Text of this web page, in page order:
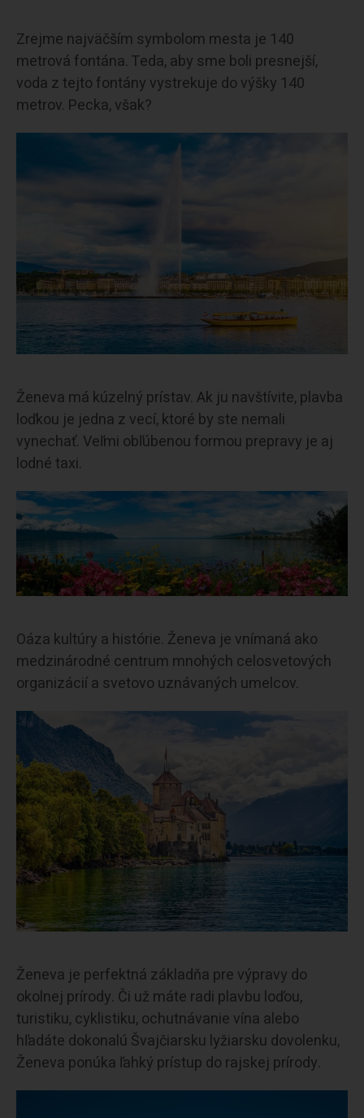
Zrejme najväčším symbolom mesta je 140
metrová fontána. Teda, aby sme boli presnejší,
voda z tejto fontány vystrekuje do výšky 140
metrov. Pecka, však?
Ženeva má kúzelný prístav. Ak ju navštívite, plavba
loďkou je jedna z vecí, ktoré by ste nemali
vynechať. Veľmi obľúbenou formou prepravy je aj
lodné taxi.
Oáza kultúry a histórie. Ženeva je vnímaná ako
medzinárodné centrum mnohých celosvetových
organizácií a svetovo uznávaných umelcov.
Ženeva je perfektná základňa pre výpravy do
okolnej prírody. Či už máte radi plavbu loďou,
turistiku, cyklistiku, ochutnávanie vína alebo
hľadáte dokonalú Švajčiarsku lyžiarsku dovolenku,
Ženeva ponúka ľahký prístup do rajskej prírody.